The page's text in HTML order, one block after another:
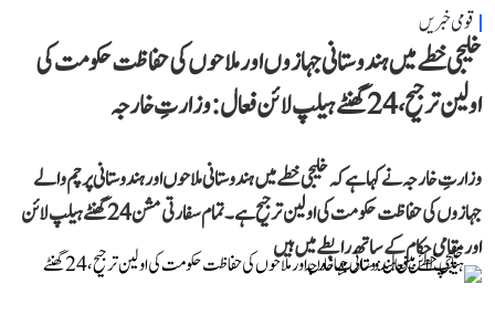
قومی خبریں
خلیجی خطے میں ہندوستانی جہازوں اور ملاحوں کی حفاظت حکومت کی
اولین ترجیح، 24 گھنٹے ہیلپ لائن فعال: وزارتِ خارجہ
وزارتِ خارجہ نے کہا ہے کہ خلیجی خطے میں ہندوستانی ملاحوں اور ہندوستانی پرچم والے
جہازوں کی حفاظت حکومت کی اولین ترجیح ہے۔ تمام سفارتی مشن 24 گھنٹے ہیلپ لائن
اور مقامی حکام کے ساتھ رابطے میں ہیں